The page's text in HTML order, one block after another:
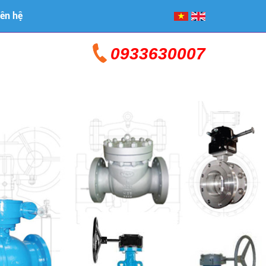
hệ
0933630007